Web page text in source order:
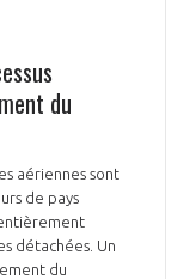
du
aériennes sont
de pays
détachées. Un
du